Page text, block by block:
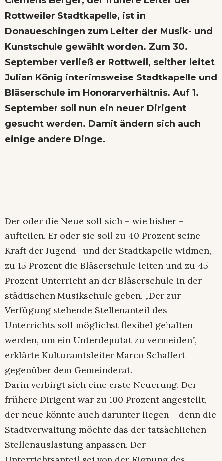
Rottweiler Stadtkapelle, ist in
Donaueschingen zum Leiter der Musik- und
Kunstschule gewählt worden. Zum 30.
September verließ er Rottweil, seither leitet
Julian König interimsweise Stadtkapelle und
Bläserschule im Honorarverhältnis. Auf 1.
September soll nun ein neuer Dirigent
gesucht werden. Damit ändern sich auch
einige andere Dinge.
Der oder die Neue soll sich – wie bisher –
aufteilen. Er oder sie soll zu 40 Prozent seine
Kraft der Jugend- und der Stadtkapelle widmen,
zu 15 Prozent die Bläserschule leiten und zu 45
Prozent Unterricht an der Bläserschule in der
städtischen Musikschule geben. „Der zur
Verfügung stehende Stellenanteil des
Unterrichts soll möglichst flexibel gehalten
werden, um ein Unterdeputat zu vermeiden”,
erklärte Kulturamtsleiter Marco Schaffert
gegenüber dem Gemeinderat.
Darin verbirgt sich eine erste Neuerung: Der
frühere Dirigent war zu 100 Prozent angestellt,
der neue könnte auch darunter liegen – denn die
Stadtverwaltung möchte das der tatsächlichen
Stellenauslastung anpassen. Der